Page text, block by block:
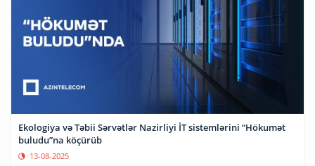
Ekologiya və Təbii Sərvətlər Nazirliyi İT sistemlərini “Hökumət
buludu”na köçürüb
13-08-2025